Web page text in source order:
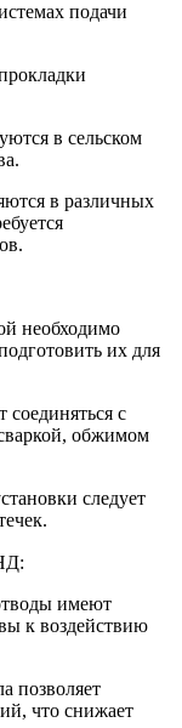
подачи
в сельском
в различных
необходимо
их для
с
обжимом
следует
имеют
к воздействию
позволяет
что снижает